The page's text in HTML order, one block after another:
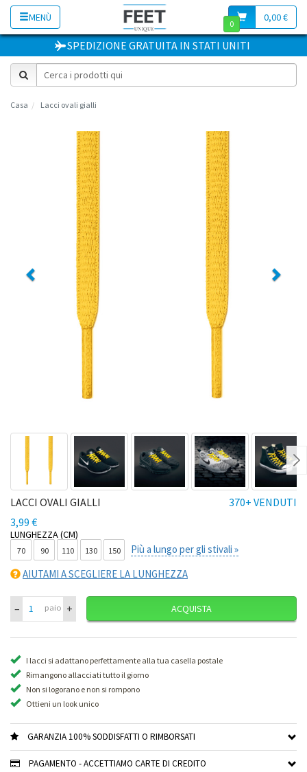
MENÙ 0,00 €
0
SPEDIZIONE GRATUITA IN STATI UNITI
Casa Lacci ovali gialli
Previous
370+ VENDUTI
LACCI OVALI GIALLI
3,99 €
LUNGHEZZA (CM)
70 90 110 130 150
Più a lungo per gli stivali »
AIUTAMI A SCEGLIERE LA LUNGHEZZA
– paio + ACQUISTA
I lacci si adattano perfettamente alla tua casella postale
Rimangono allacciati tutto il giorno
Non si logorano e non si rompono
Ottieni un look unico
GARANZIA 100% SODDISFATTI O RIMBORSATI
PAGAMENTO - ACCETTIAMO CARTE DI CREDITO